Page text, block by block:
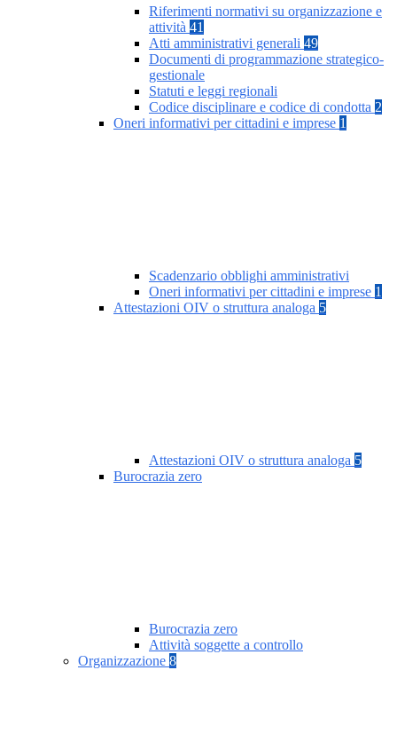
Riferimenti normativi su organizzazione e
attività 41
Atti amministrativi generali 49
Documenti di programmazione strategico-
gestionale
Statuti e leggi regionali
Codice disciplinare e codice di condotta 2
Oneri informativi per cittadini e imprese 1
Scadenzario obblighi amministrativi
Oneri informativi per cittadini e imprese 1
Attestazioni OIV o struttura analoga 5
Attestazioni OIV o struttura analoga 5
Burocrazia zero
Burocrazia zero
Attività soggette a controllo
Organizzazione 8